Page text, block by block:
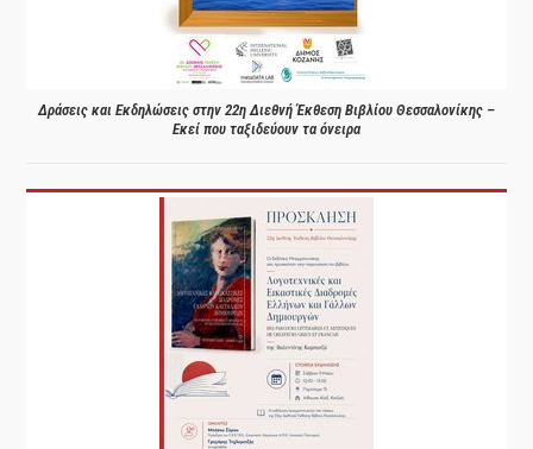
Δράσεις και Εκδηλώσεις στην 22η Διεθνή Έκθεση Βιβλίου Θεσσαλονίκης –
Εκεί που ταξιδεύουν τα όνειρα